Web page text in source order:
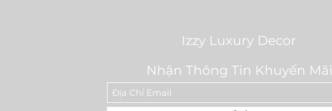
Izzy Luxury Decor
Nhận Thông Tin Khuyến Mãi